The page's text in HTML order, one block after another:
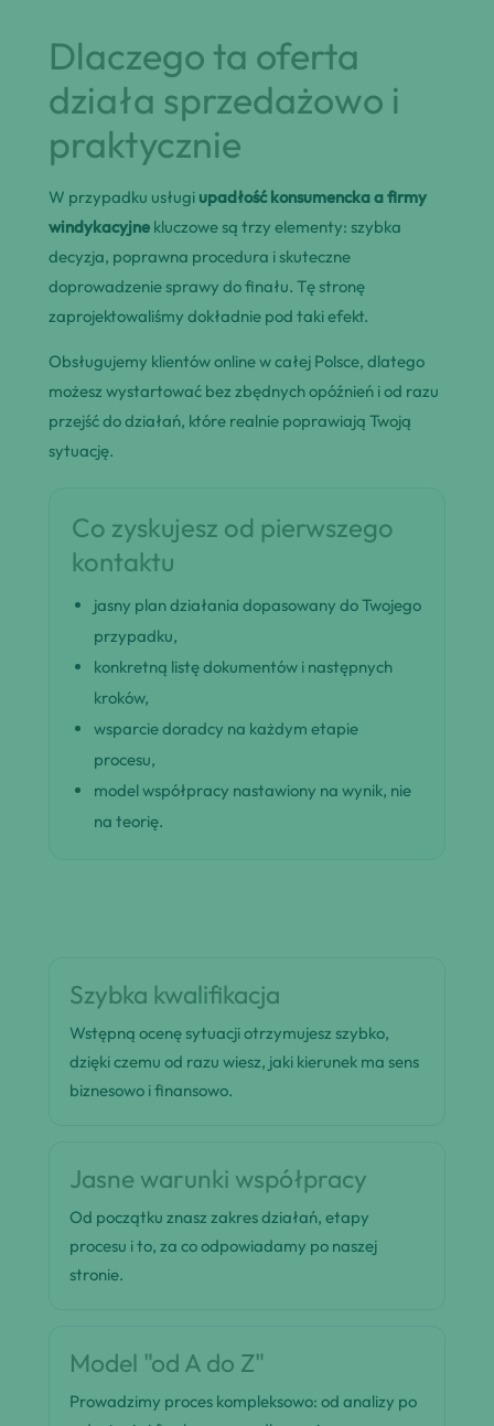
Dlaczego ta oferta
działa sprzedażowo i
praktycznie
W przypadku usługi upadłość konsumencka a firmy
windykacyjne kluczowe są trzy elementy: szybka
decyzja, poprawna procedura i skuteczne
doprowadzenie sprawy do finału. Tę stronę
zaprojektowaliśmy dokładnie pod taki efekt.
Obsługujemy klientów online w całej Polsce, dlatego
możesz wystartować bez zbędnych opóźnień i od razu
przejść do działań, które realnie poprawiają Twoją
sytuację.
Co zyskujesz od pierwszego
kontaktu
jasny plan działania dopasowany do Twojego
przypadku,
konkretną listę dokumentów i następnych
kroków,
wsparcie doradcy na każdym etapie
procesu,
model współpracy nastawiony na wynik, nie
na teorię.
Szybka kwalifikacja
Wstępną ocenę sytuacji otrzymujesz szybko,
dzięki czemu od razu wiesz, jaki kierunek ma sens
biznesowo i finansowo.
Jasne warunki współpracy
Od początku znasz zakres działań, etapy
procesu i to, za co odpowiadamy po naszej
stronie.
Model "od A do Z"
Prowadzimy proces kompleksowo: od analizy po